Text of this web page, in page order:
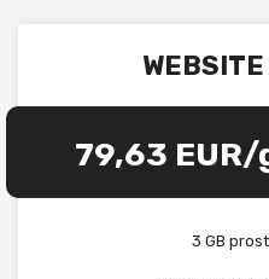
79,63 EUR/
3 GB